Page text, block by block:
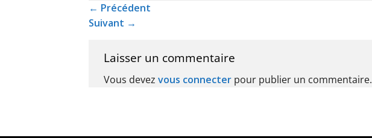
← Précédent
Suivant →
Laisser un commentaire
Vous devez vous connecter pour publier un commentaire.